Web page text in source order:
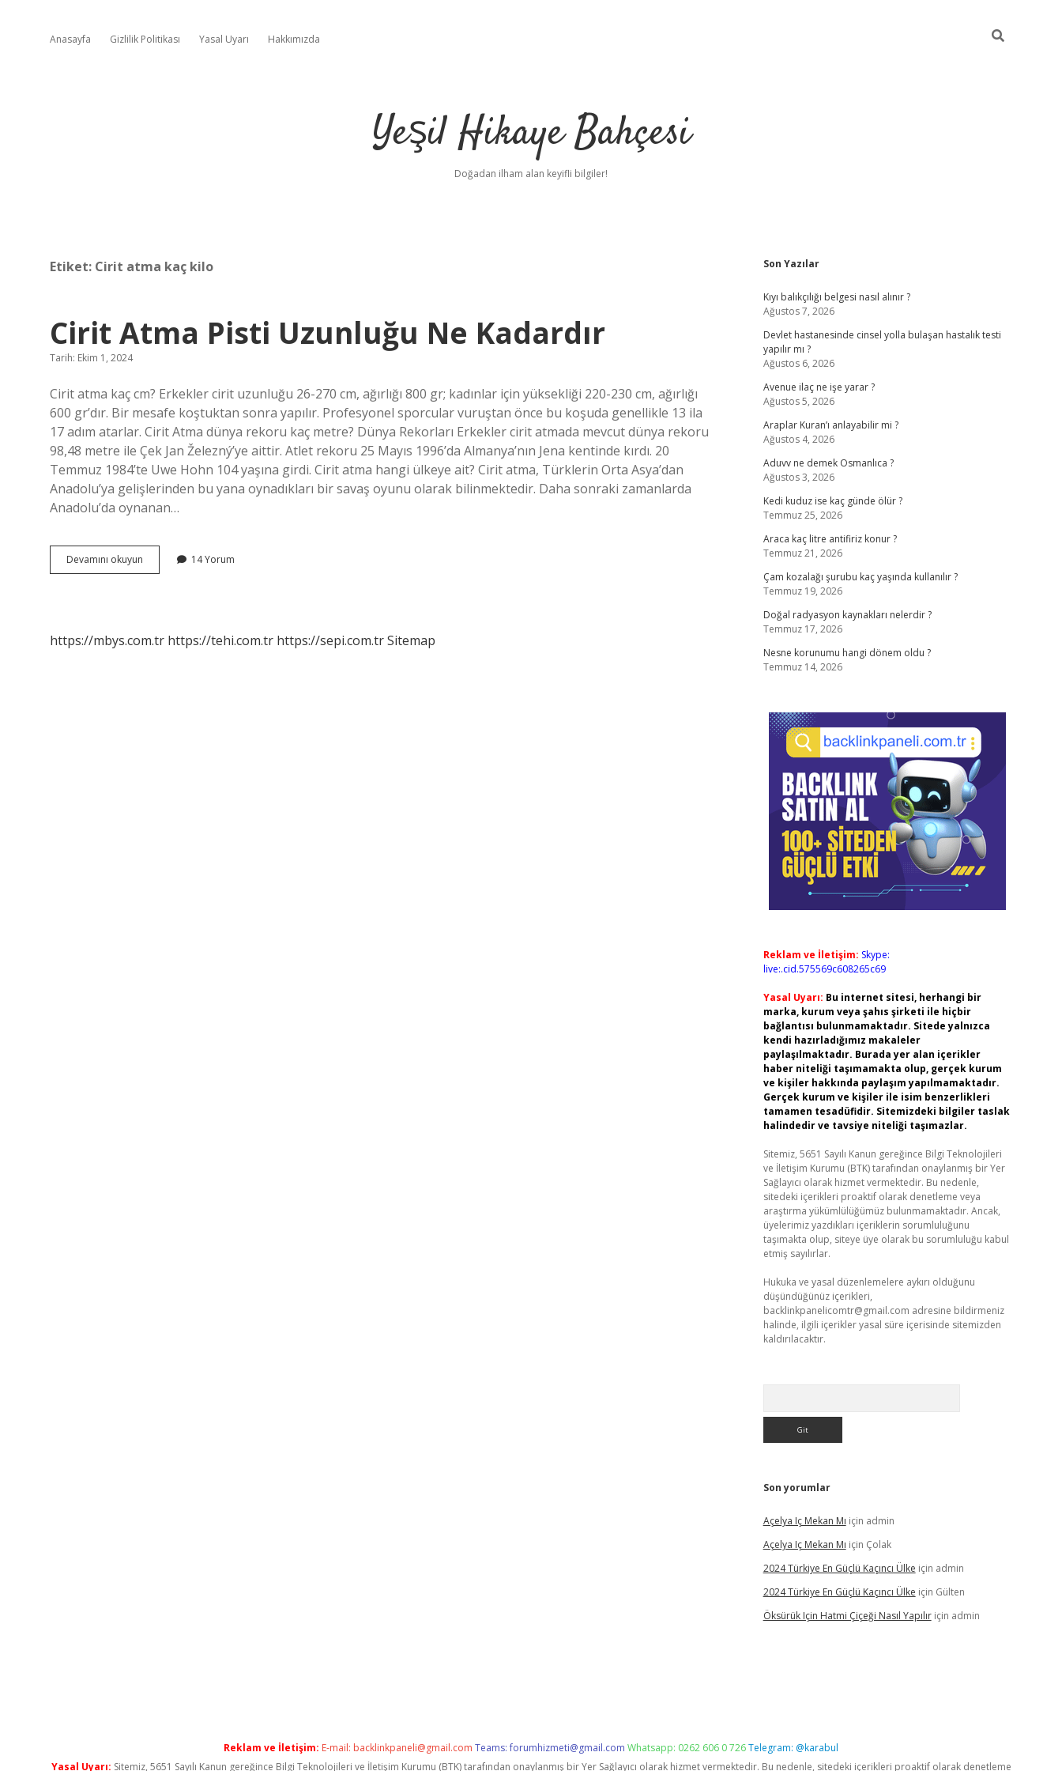
Anasayfa Gizlilik Politikası Yasal Uyarı Hakkımızda
Yeşil Hikaye Bahçesi
Doğadan ilham alan keyifli bilgiler!
Etiket: Cirit atma kaç kilo
Cirit Atma Pisti Uzunluğu Ne Kadardır
Tarih: Ekim 1, 2024
Cirit atma kaç cm? Erkekler cirit uzunluğu 26-270 cm, ağırlığı 800 gr; kadınlar için yüksekliği 220-230 cm, ağırlığı
600 gr’dır. Bir mesafe koştuktan sonra yapılır. Profesyonel sporcular vuruştan önce bu koşuda genellikle 13 ila
17 adım atarlar. Cirit Atma dünya rekoru kaç metre? Dünya Rekorları Erkekler cirit atmada mevcut dünya rekoru
98,48 metre ile Çek Jan Železný’ye aittir. Atlet rekoru 25 Mayıs 1996’da Almanya’nın Jena kentinde kırdı. 20
Temmuz 1984’te Uwe Hohn 104 yaşına girdi. Cirit atma hangi ülkeye ait? Cirit atma, Türklerin Orta Asya’dan
Anadolu’ya gelişlerinden bu yana oynadıkları bir savaş oyunu olarak bilinmektedir. Daha sonraki zamanlarda
Anadolu’da oynanan…
Devamını okuyun
Atma
14 Yorum
https://mbys.com.tr https://tehi.com.tr https://sepi.com.trSitemap
Sidebar
Son Yazılar
Kıyı balıkçılığı belgesi nasıl alınır ?
Ağustos 7, 2026
Devlet hastanesinde cinsel yolla bulaşan hastalık testi
yapılır mı ?
Ağustos 6, 2026
Avenue ilaç ne işe yarar ?
Ağustos 5, 2026
Araplar Kuran’ı anlayabilir mi ?
Ağustos 4, 2026
Aduvv ne demek Osmanlıca ?
Ağustos 3, 2026
Kedi kuduz ise kaç günde ölür ?
Temmuz 25, 2026
Araca kaç litre antifiriz konur ?
Temmuz 21, 2026
Çam kozalağı şurubu kaç yaşında kullanılır ?
Temmuz 19, 2026
Doğal radyasyon kaynakları nelerdir ?
Temmuz 17, 2026
Nesne korunumu hangi dönem oldu ?
Temmuz 14, 2026
Reklam ve İletişim: Skype:
live:.cid.575569c608265c69
Yasal Uyarı: Bu internet sitesi, herhangi bir
marka, kurum veya şahıs şirketi ile hiçbir
bağlantısı bulunmamaktadır. Sitede yalnızca
kendi hazırladığımız makaleler
paylaşılmaktadır. Burada yer alan içerikler
haber niteliği taşımamakta olup, gerçek kurum
ve kişiler hakkında paylaşım yapılmamaktadır.
Gerçek kurum ve kişiler ile isim benzerlikleri
tamamen tesadüfidir. Sitemizdeki bilgiler taslak
halindedir ve tavsiye niteliği taşımazlar.
Sitemiz, 5651 Sayılı Kanun gereğince Bilgi Teknolojileri
ve İletişim Kurumu (BTK) tarafından onaylanmış bir Yer
Sağlayıcı olarak hizmet vermektedir. Bu nedenle,
sitedeki içerikleri proaktif olarak denetleme veya
araştırma yükümlülüğümüz bulunmamaktadır. Ancak,
üyelerimiz yazdıkları içeriklerin sorumluluğunu
taşımakta olup, siteye üye olarak bu sorumluluğu kabul
etmiş sayılırlar.
Hukuka ve yasal düzenlemelere aykırı olduğunu
düşündüğünüz içerikleri,
backlinkpanelicomtr@gmail.com adresine bildirmeniz
halinde, ilgili içerikler yasal süre içerisinde sitemizden
kaldırılacaktır.
Son yorumlar
Açelya Iç Mekan Mı için admin
Açelya Iç Mekan Mı için Çolak
2024 Türkiye En Güçlü Kaçıncı Ülke için admin
2024 Türkiye En Güçlü Kaçıncı Ülke için Gülten
Öksürük Için Hatmi Çiçeği Nasıl Yapılıriçin admin
Reklam ve İletişim: E-mail: backlinkpaneli@gmail.com Teams:forumhizmeti@gmail.com Whatsapp: 0262 606 0 726Telegram: @karabul
Yasal Uyarı: Sitemiz, 5651 Sayılı Kanun gereğince Bilgi Teknolojileri ve İletişim Kurumu (BTK) tarafından onaylanmış bir Yer Sağlayıcı olarak hizmet vermektedir. Bu nedenle, sitedeki içerikleri proaktif olarak denetleme